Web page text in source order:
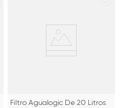
Filtro Agualogic De 20 Litros